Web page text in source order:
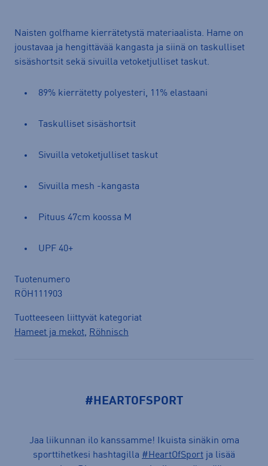
Naisten golfhame kierrätetystä materiaalista. Hame on
joustavaa ja hengittävää kangasta ja siinä on taskulliset
sisäshortsit sekä sivuilla vetoketjulliset taskut.
89% kierrätetty polyesteri, 11% elastaani
Taskulliset sisäshortsit
Sivuilla vetoketjulliset taskut
Sivuilla mesh -kangasta
Pituus 47cm koossa M
UPF 40+
Tuotenumero
RÖH111903
Tuotteeseen liittyvät kategoriat
Hameet ja mekot, Röhnisch
#HEARTOFSPORT
Jaa liikunnan ilo kanssamme! Ikuista sinäkin oma
sporttihetkesi hashtagilla #HeartOfSport ja lisää